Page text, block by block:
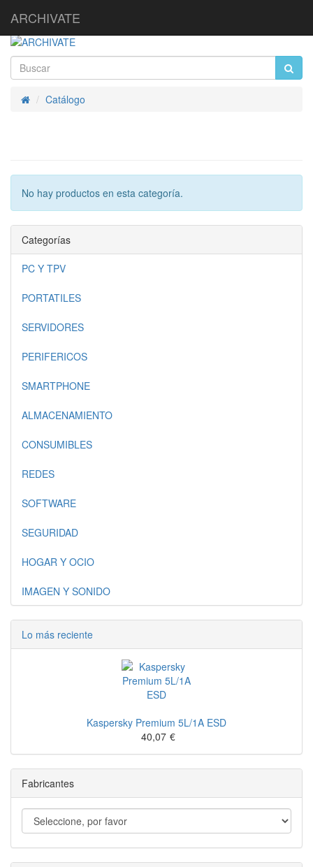
ARCHIVATE
InicioCatálogo
No hay productos en esta categoría.
Categorías
PC Y TPV
PORTATILES
SERVIDORES
PERIFERICOS
SMARTPHONE
ALMACENAMIENTO
CONSUMIBLES
REDES
SOFTWARE
SEGURIDAD
HOGAR Y OCIO
IMAGEN Y SONIDO
Lo más reciente
Kaspersky Premium 5L/1A ESD
40,07 €
Fabricantes